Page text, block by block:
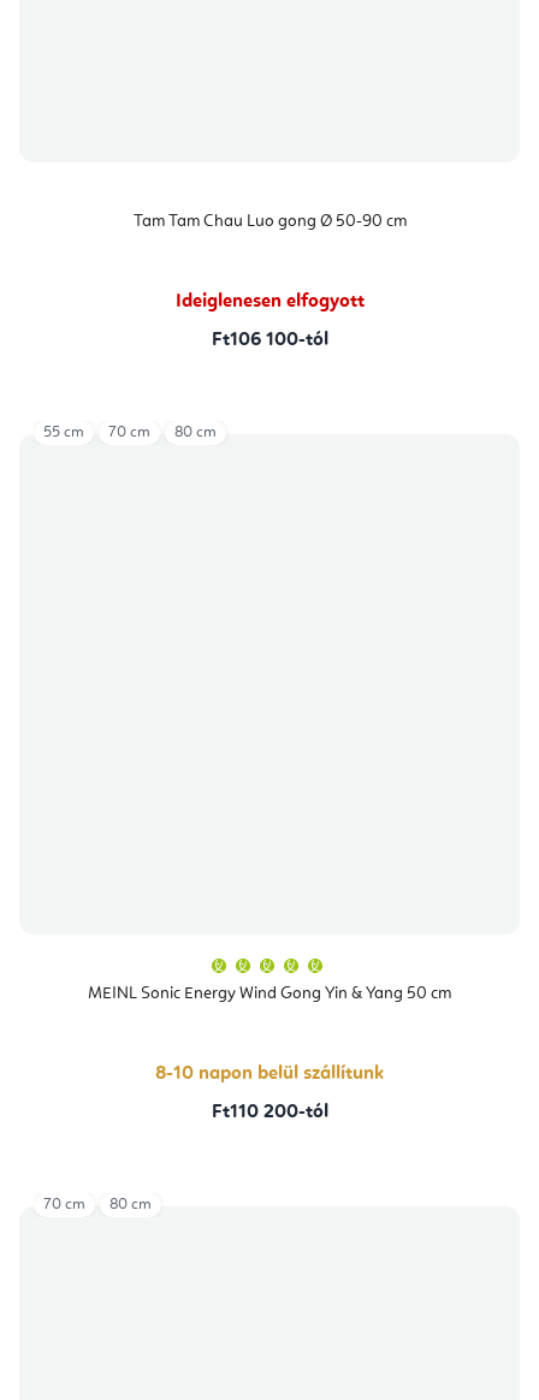
Tam Tam Chau Luo gong Ø 50-90 cm
Ideiglenesen elfogyott
Ft106 100-tól
MEINL Sonic Energy Wind Gong Yin & Yang 50 cm
átlagos
értékelése
csillag.
8-10 napon belül szállítunk
Ft110 200-tól
55 cm 70 cm 80 cm
70 cm 80 cm